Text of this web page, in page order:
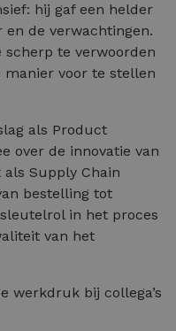
hij gaf een helder
de verwachtingen.
te verwoorden
voor te stellen
als Product
over de innovatie van
Supply Chain
bestelling tot
in het proces
van het
werkdruk bij collega’s